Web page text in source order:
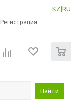
KZ RU
Регистрация
Найти